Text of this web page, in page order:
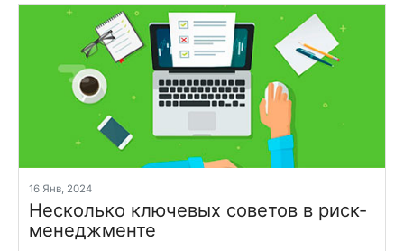
16 Янв, 2024
Несколько ключевых советов в риск-
менеджменте